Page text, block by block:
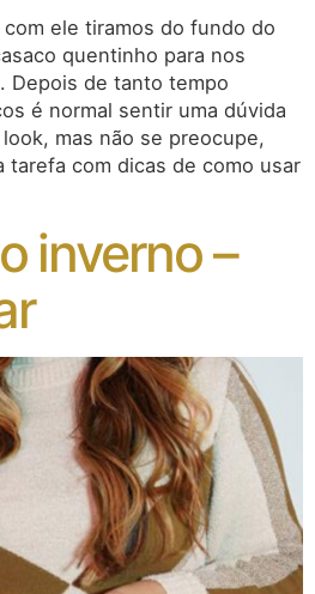
ele tiramos do fundo do
quentinho para nos
Depois de tanto tempo
é normal sentir uma dúvida
mas não se preocupe,
tarefa com dicas de como usar
inverno –